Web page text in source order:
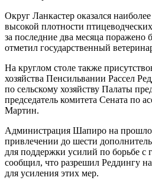
Округ Ланкастер оказался
высокой плотности
за последние два месяца
отметил государственный
На круглом столе также
хозяйства Пенсильвании Рассел
по сельскому хозяйству Палаты
председатель комитета Сената по
Мартин.
Администрация Шапиро на
привлечении до шести
для поддержки усилий по борьбе с
сообщил, что разрешил Реддингу
для усиления этих мер.